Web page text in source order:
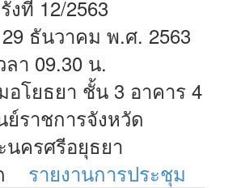
งที่ 12/2563
ธันวาคม พ.ศ. 2563
ลา 09.30 น.
โยธยา ชั้น 3 อาคาร 4
ราชการจังหวัด
นครศรีอยุธยา
รายงานการประชุม